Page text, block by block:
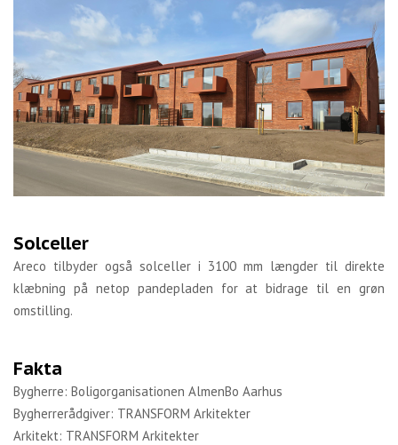
Solceller
Areco tilbyder også solceller i 3100 mm længder til direkte
klæbning på netop pandepladen for at bidrage til en grøn
omstilling.
Fakta
Bygherre: Boligorganisationen AlmenBo Aarhus
Bygherrerådgiver: TRANSFORM Arkitekter
Arkitekt: TRANSFORM Arkitekter